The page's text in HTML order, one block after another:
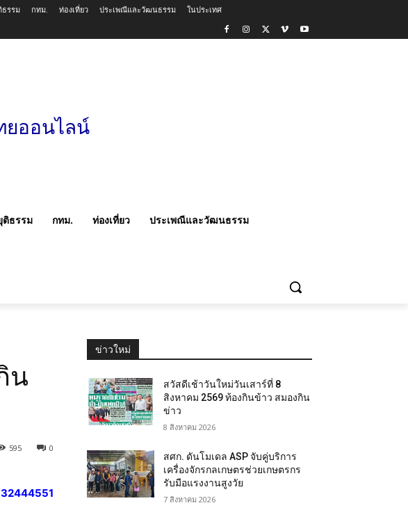
ธรรม กทม. ท่องเที่ยว ประเพณีและวัฒนธรรม ในประเทศ
ยออนไลน์
ติธรรม กทม. ท่องเที่ยว ประเพณีและวัฒนธรรม
น
0
595
ข่าวใหม่
สวัสดีเช้าวันใหม่วันเสาร์ที่ 8
สิงหาคม 2569 ท้องกินข้าว สมองกิน
ข่าว
8 สิงหาคม 2026
สศก. ดันโมเดล ASP จับคู่บริการ
เครื่องจักรกลเกษตรช่วยเกษตรกร
รับมือแรงงานสูงวัย
7 สิงหาคม 2026